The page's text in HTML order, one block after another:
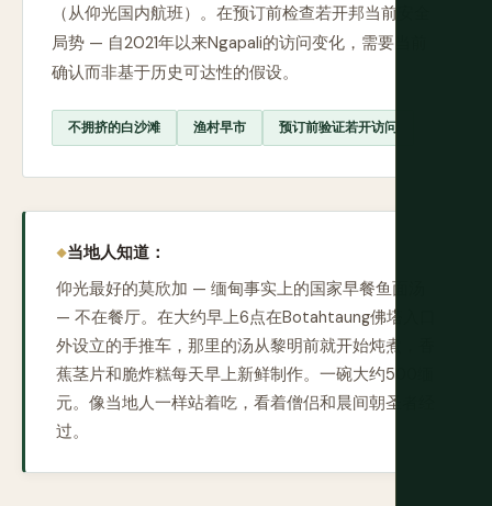
（从仰光国内航班）。在预订前检查若开邦当前安全
局势 — 自2021年以来Ngapali的访问变化，需要当前
确认而非基于历史可达性的假设。
不拥挤的白沙滩 渔村早市 预订前验证若开访问
当地人知道：
仰光最好的莫欣加 — 缅甸事实上的国家早餐鱼面汤
— 不在餐厅。在大约早上6点在Botahtaung佛塔入口
外设立的手推车，那里的汤从黎明前就开始炖煮，香
蕉茎片和脆炸糕每天早上新鲜制作。一碗大约500缅
元。像当地人一样站着吃，看着僧侣和晨间朝圣者经
过。